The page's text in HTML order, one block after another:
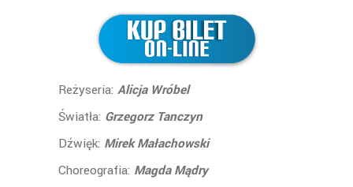
Reżyseria: Alicja Wróbel
Światła: Grzegorz Tanczyn
Dźwięk: Mirek Małachowski
Choreografia: Magda Mądry